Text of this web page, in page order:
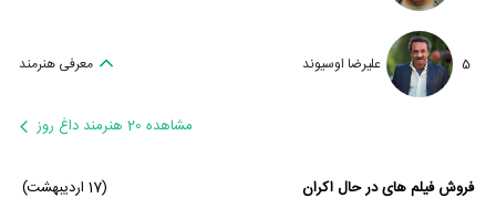
5 علیرضا اوسیوند معرفی هنرمند
مشاهده 20 هنرمند داغ روز
فروش فیلم های در حال اکران (17 اردیبهشت)